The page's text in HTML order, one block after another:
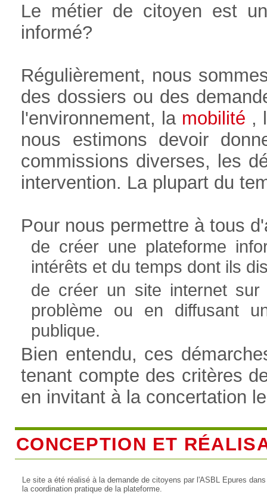
Le métier de citoyen est
informé?
Régulièrement, nous
des dossiers ou des
l'environnement, la mobilité ,
nous estimons devoir
commissions diverses, les
intervention. La plupart du
Pour nous permettre à tous
de créer une plateforme
intérêts et du temps dont ils
de créer un site internet sur
problème ou en diffusant
publique.
Bien entendu, ces
tenant compte des critères
en invitant à la concertation
CONCEPTION ET
Le site a été réalisé à la demande de citoyens par l'ASBL Epures
la coordination pratique de la plateforme.